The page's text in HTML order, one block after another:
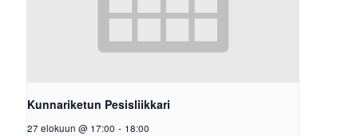
Kunnariketun Pesisliikkari
27 elokuun @ 17:00 - 18:00